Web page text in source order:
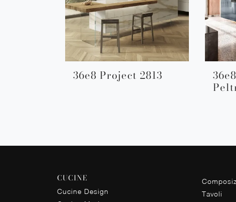
36e8 Project 2813
CUCINE
Cucine Design
Tavoli